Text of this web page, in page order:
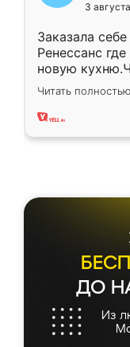
3
Заказала
Ренессанс
новую
вполне
два года,
Читать полностью
ДО
Из